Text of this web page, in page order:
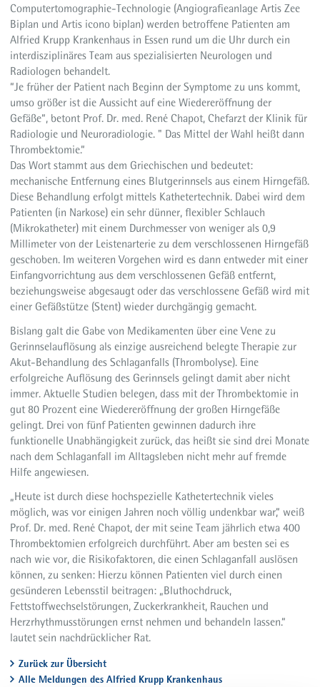
Computertomographie-Technologie (Angiografieanlage Artis Zee
Biplan und Artis icono biplan) werden betroffene Patienten am
Alfried Krupp Krankenhaus in Essen rund um die Uhr durch ein
interdisziplinäres Team aus spezialisierten Neurologen und
Radiologen behandelt.
“Je früher der Patient nach Beginn der Symptome zu uns kommt,
umso größer ist die Aussicht auf eine Wiedereröffnung der
Gefäße“, betont Prof. Dr. med. René Chapot, Chefarzt der Klinik für
Radiologie und Neuroradiologie. " Das Mittel der Wahl heißt dann
Thrombektomie.“
Das Wort stammt aus dem Griechischen und bedeutet:
mechanische Entfernung eines Blutgerinnsels aus einem Hirngefäß.
Diese Behandlung erfolgt mittels Kathetertechnik. Dabei wird dem
Patienten (in Narkose) ein sehr dünner, flexibler Schlauch
(Mikrokatheter) mit einem Durchmesser von weniger als 0,9
Millimeter von der Leistenarterie zu dem verschlossenen Hirngefäß
geschoben. Im weiteren Vorgehen wird es dann entweder mit einer
Einfangvorrichtung aus dem verschlossenen Gefäß entfernt,
beziehungsweise abgesaugt oder das verschlossene Gefäß wird mit
einer Gefäßstütze (Stent) wieder durchgängig gemacht.
Bislang galt die Gabe von Medikamenten über eine Vene zu
Gerinnselauflösung als einzige ausreichend belegte Therapie zur
Akut-Behandlung des Schlaganfalls (Thrombolyse). Eine
erfolgreiche Auflösung des Gerinnsels gelingt damit aber nicht
immer. Aktuelle Studien belegen, dass mit der Thrombektomie in
gut 80 Prozent eine Wiedereröffnung der großen Hirngefäße
gelingt. Drei von fünf Patienten gewinnen dadurch ihre
funktionelle Unabhängigkeit zurück, das heißt sie sind drei Monate
nach dem Schlaganfall im Alltagsleben nicht mehr auf fremde
Hilfe angewiesen.
„Heute ist durch diese hochspezielle Kathetertechnik vieles
möglich, was vor einigen Jahren noch völlig undenkbar war,“ weiß
Prof. Dr. med. René Chapot, der mit seine Team jährlich etwa 400
Thrombektomien erfolgreich durchführt. Aber am besten sei es
nach wie vor, die Risikofaktoren, die einen Schlaganfall auslösen
können, zu senken: Hierzu können Patienten viel durch einen
gesünderen Lebensstil beitragen: „Bluthochdruck,
Fettstoffwechselstörungen, Zuckerkrankheit, Rauchen und
Herzrhythmusstörungen ernst nehmen und behandeln lassen.“
lautet sein nachdrücklicher Rat.
Zurück zur Übersicht
Alle Meldungen des Alfried Krupp Krankenhaus